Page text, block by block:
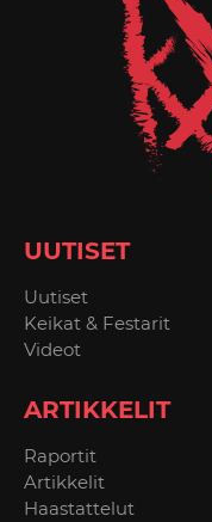
UUTISET
Uutiset
Keikat & Festarit
Videot
ARTIKKELIT
Raportit
Artikkelit
Haastattelut